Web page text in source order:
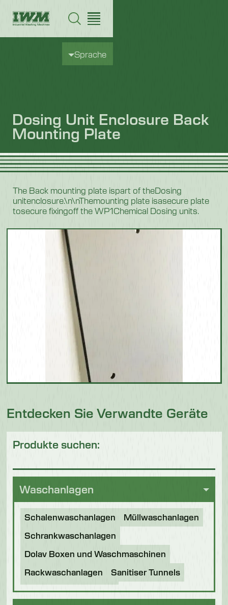
Sprache
Dosing Unit Enclosure Back
Mounting Plate
The Back mounting plate ispart of theDosing
unitenclosure.\n\nThemounting plate isasecure plate
tosecure fixingoff the WP1Chemical Dosing units.
Entdecken Sie Verwandte Geräte
Produkte suchen:
Waschanlagen
Schalenwaschanlagen
Müllwaschanlagen
Schrankwaschanlagen
Dolav Boxen und Waschmaschinen
Rackwaschanlagen
Sanitiser Tunnels
Andere Anwendungen